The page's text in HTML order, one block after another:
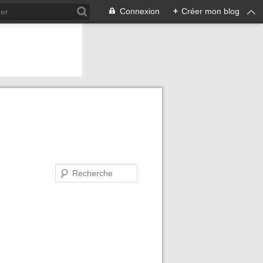
Connexion + Créer mon blog